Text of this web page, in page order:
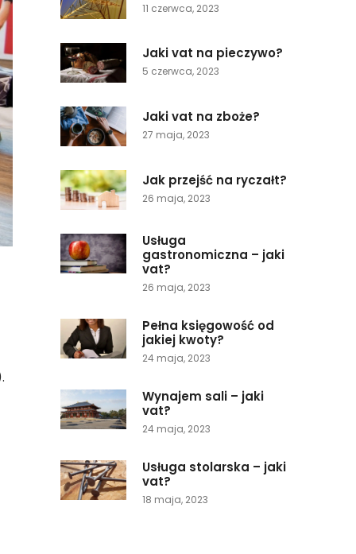
11 czerwca, 2023
Jaki vat na pieczywo?
5 czerwca, 2023
Jaki vat na zboże?
27 maja, 2023
Jak przejść na ryczałt?
26 maja, 2023
Usługa
gastronomiczna – jaki
vat?
26 maja, 2023
Pełna księgowość od
jakiej kwoty?
24 maja, 2023
Wynajem sali – jaki
vat?
24 maja, 2023
Usługa stolarska – jaki
vat?
18 maja, 2023